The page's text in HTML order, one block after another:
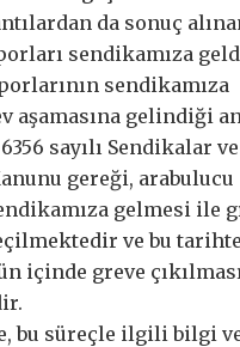
da sonuç
sendikamıza
sendikamıza
aşamasına gelindiği
sayılı Sendikalar
gereği, arabulucu
gelmesi ile
ve bu
içinde greve çıkılması
bu süreçle ilgili bilgi